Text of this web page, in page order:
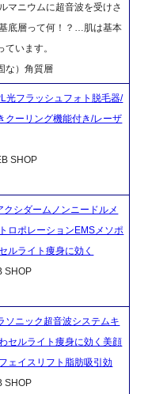
マニウムに超音波を受けさ
底層って何！？…肌は基本
います。
質層
光フラッシュフォト脱毛器/
クーリング機能付き/レーザ
SHOP
シダームノンニードルメ
ロポレーションEMSメソポ
ルライト痩身に効く
SHOP
ソニック超音波システムキ
セルライト痩身に効く美顔
ェイスリフト脂肪吸引効
SHOP